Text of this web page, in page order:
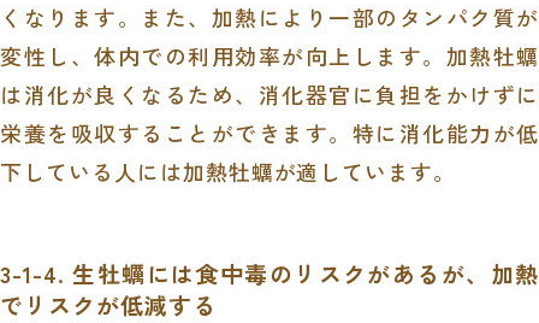
くなります。また、加熱により一部のタンパク質が
変性し、体内での利用効率が向上します。加熱牡蠣
は消化が良くなるため、消化器官に負担をかけずに
栄養を吸収することができます。特に消化能力が低
下している人には加熱牡蠣が適しています。
3-1-4. 生牡蠣には食中毒のリスクがあるが、加熱
でリスクが低減する